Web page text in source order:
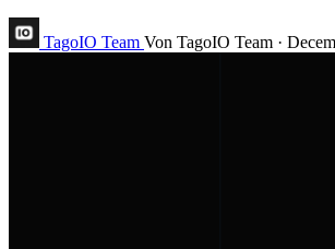
TagoIO Team Von TagoIO Team ·